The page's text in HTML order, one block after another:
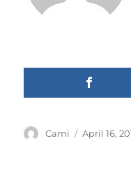
Author
Cami
Posted
April 16,